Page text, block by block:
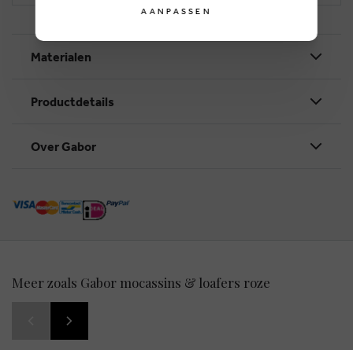
Materialen
Productdetails
Over Gabor
Meer zoals Gabor mocassins & loafers roze
AANPASSEN